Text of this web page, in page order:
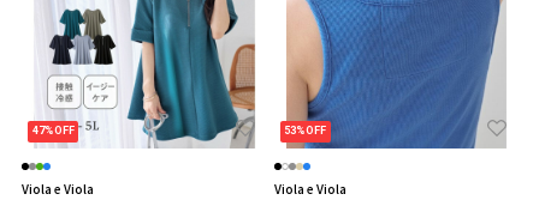
47%OFF
Viola e Viola
53%OFF
Viola e Viola